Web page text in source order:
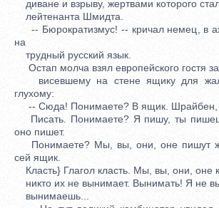
диване и взрыву, жертвами которого
лейтенанта Шмидта.
-- Бюрократизмус! -- кричал немец, в
на
трудный русский язык.
Остап молча взял европейского гостя за
висевшему на стене ящику для
глухому:
-- Сюда! Понимаете? В ящик. Шрайбен,
Писать. Понимаете? Я пишу, ты
оно пишет.
Понимаете? Мы, вы, они, оне пишут
сей ящик.
Класть} Глагол класть. Мы, вы, они, оне
никто их не вынимает. Вынимать! Я не
вынимаешь...